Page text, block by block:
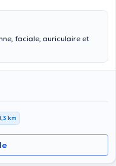
faciale, auriculaire et
km